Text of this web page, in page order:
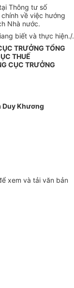
Thông tư số
về việc hướng
Nhà nước.
biết và thực hiện./.
TRƯỞNG TỔNG
THUẾ
CỤC TRƯỞNG
Duy Khương
xem và tải văn bản